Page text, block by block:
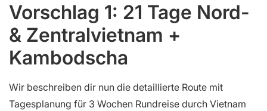
Vorschlag 1: 21 Tage Nord-
& Zentralvietnam +
Kambodscha
Wir beschreiben dir nun die detaillierte Route mit
Tagesplanung für 3 Wochen Rundreise durch Vietnam